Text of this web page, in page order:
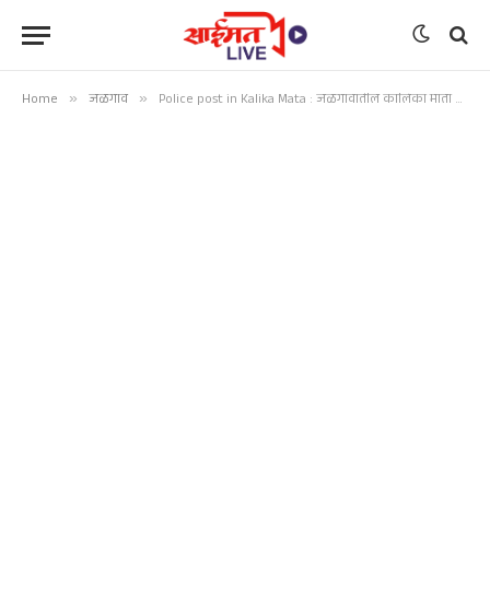
Home » जळगाव » Police post in Kalika Mata : जळगावातील कालिका माता परिसरात पोलीस चौकी उभारा